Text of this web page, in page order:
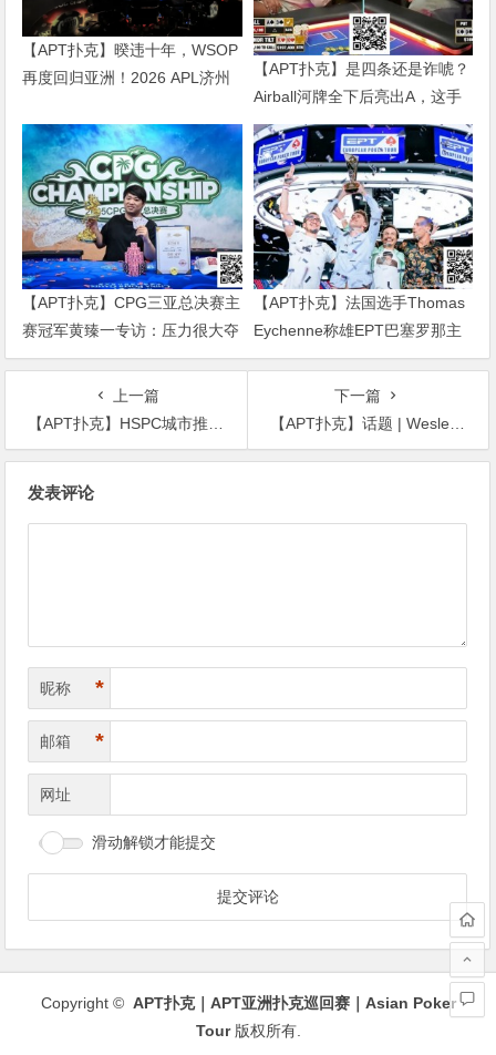
【APT扑克】暌违十年，WSOP
再度回归亚洲！2026 APL济州
【APT扑克】是四条还是诈唬？
Airball河牌全下后亮出A，这手
牌让对手陷入长考
【APT扑克】CPG三亚总决赛主
赛冠军黄臻一专访：压力很大夺
冠有些意外 感谢师傅对我的帮
【APT扑克】法国选手Thomas
Eychenne称雄EPT巴塞罗那主
赛，单挑局显绝对统治力
上一篇
【APT扑克】HSPC城市推广赛无锡站丨主赛B组224人参赛45人晋级，林辉装袋495500记分牌成CL
下一篇
【APT扑克】话题 | Wesley Fei被指控利用加密货币骗局赚了500万刀
发表评论
昵称 *
邮箱 *
网址
滑动解锁才能提交
Copyright © APT扑克｜APT亚洲扑克巡回赛｜Asian Poker
Tour 版权所有.